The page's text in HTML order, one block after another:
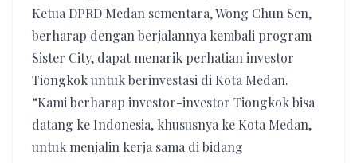
Ketua DPRD Medan sementara, Wong Chun Sen,
berharap dengan berjalannya kembali program
Sister City, dapat menarik perhatian investor
Tiongkok untuk berinvestasi di Kota Medan.
“Kami berharap investor-investor Tiongkok bisa
datang ke Indonesia, khususnya ke Kota Medan,
untuk menjalin kerja sama di bidang